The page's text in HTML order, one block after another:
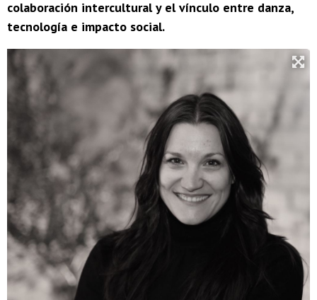
colaboración intercultural y el vínculo entre danza,
tecnología e impacto social.